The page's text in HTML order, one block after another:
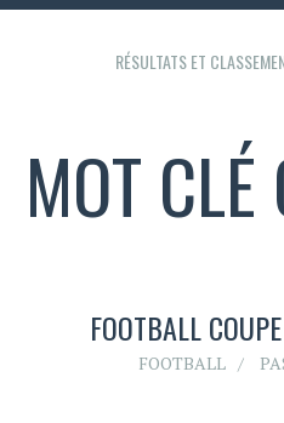
RÉSULTATS ET
MOT
FOOTBALL
FOOTBALL